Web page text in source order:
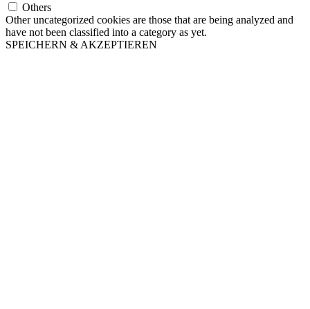
Others
Other uncategorized cookies are those that are being analyzed and
have not been classified into a category as yet.
SPEICHERN & AKZEPTIEREN